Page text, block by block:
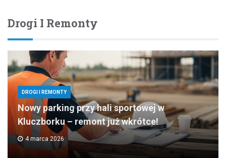
Drogi I Remonty
DROGI I REMONTY
Nowy parking przy hali sportowej w
Kluczborku – remont już wkrótce!
4 marca 2026